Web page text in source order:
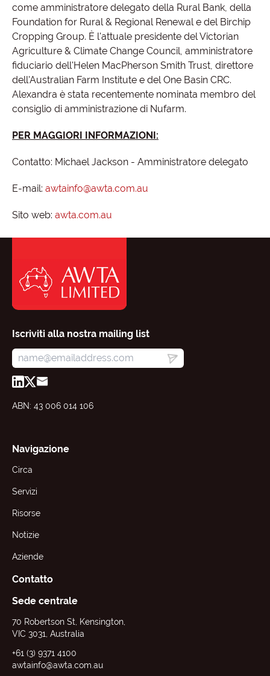
come amministratore delegato della Rural Bank, della
Foundation for Rural & Regional Renewal e del Birchip
Cropping Group. È l'attuale presidente del Victorian
Agriculture & Climate Change Council, amministratore
fiduciario dell'Helen MacPherson Smith Trust, direttore
dell'Australian Farm Institute e del One Basin CRC.
Alexandra è stata recentemente nominata membro del
consiglio di amministrazione di Nufarm.
PER MAGGIORI INFORMAZIONI:
Contatto: Michael Jackson - Amministratore delegato
E-mail: awtainfo@awta.com.au
Sito web: awta.com.au
Iscriviti alla nostra mailing list
ABN: 43 006 014 106
Navigazione
Circa
Servizi
Risorse
Notizie
Aziende
Contatto
Sede centrale
70 Robertson St, Kensington,
VIC 3031, Australia
+61 (3) 9371 4100
awtainfo@awta.com.au